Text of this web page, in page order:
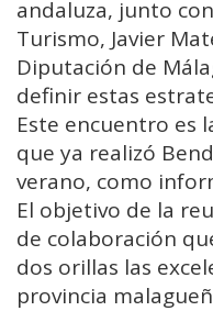
andaluza, junto
Turismo, Javier
Diputación de
definir estas
Este encuentro es
que ya realizó
verano, como
El objetivo de la
de colaboración
dos orillas las
provincia